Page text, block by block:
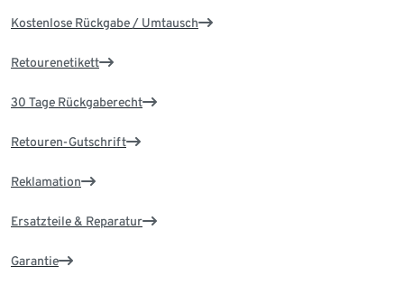
Kostenlose Rückgabe / Umtausch
Retourenetikett
30 Tage Rückgaberecht
Retouren-Gutschrift
Reklamation
Ersatzteile & Reparatur
Garantie